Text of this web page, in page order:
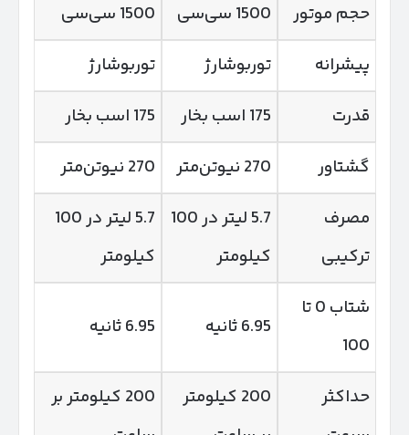
حجم موتور
1500 سی‌سی
1500 سی‌سی
پیشرانه
توربوشارژ
توربوشارژ
قدرت
175 اسب بخار
175 اسب بخار
گشتاور
270 نیوتن‌متر
270 نیوتن‌متر
مصرف
ترکیبی
5.7 لیتر در 100
کیلومتر
5.7 لیتر در 100
کیلومتر
شتاب 0 تا
100
6.95 ثانیه 6.95 ثانیه
حداکثر
200 کیلومتر
200 کیلومتر بر